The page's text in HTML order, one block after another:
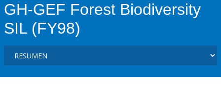
GH-GEF Forest Biodiversity
SIL (FY98)